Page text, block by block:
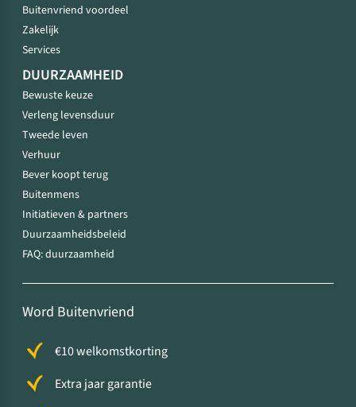
Buitenvriend voordeel
Zakelijk
Services
DUURZAAMHEID
Bewuste keuze
Verleng levensduur
Tweede leven
Verhuur
Bever koopt terug
Buitenmens
Initiatieven & partners
Duurzaamheidsbeleid
FAQ: duurzaamheid
Word Buitenvriend
€10 welkomstkorting
Extra jaar garantie